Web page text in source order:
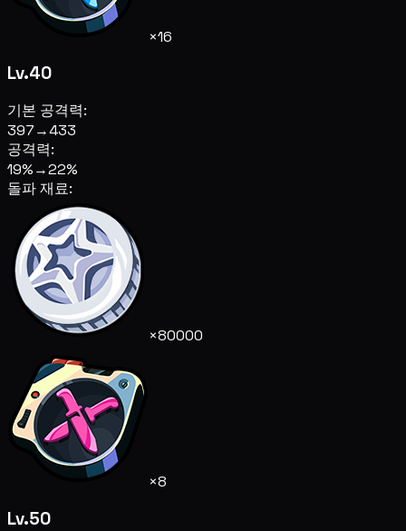
×16
Lv.40
기본 공격력:
397→433
공격력:
19%→22%
돌파 재료:
×80000
×8
Lv.50